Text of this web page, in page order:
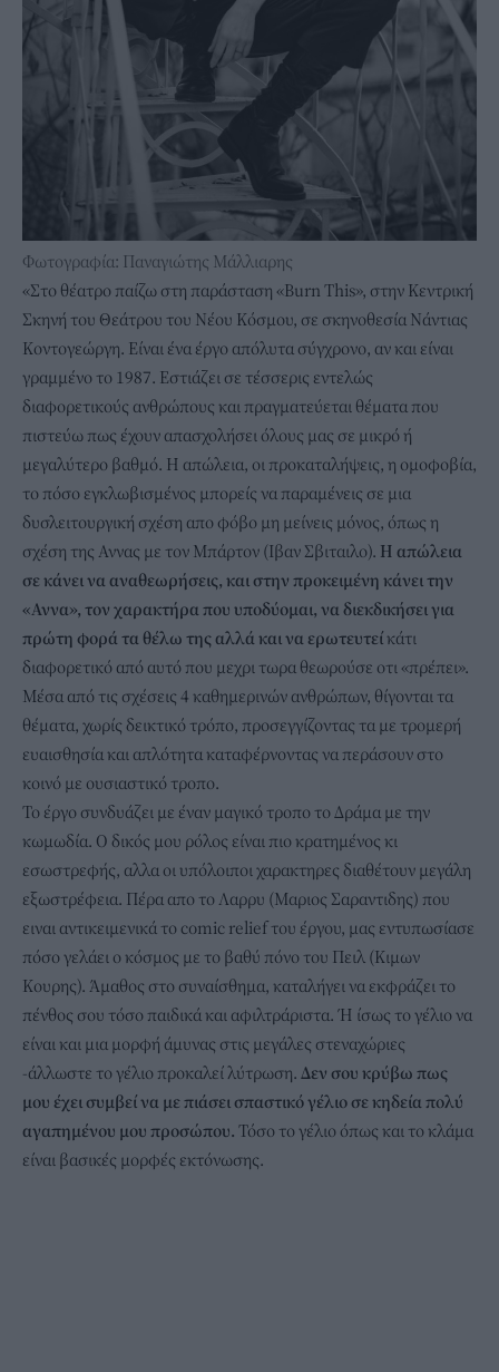
Φωτογραφία: Παναγιώτης Μάλλιαρης
«Στο θέατρο παίζω στη παράσταση «Burn This», στην Κεντρική
Σκηνή του Θεάτρου του Νέου Κόσμου, σε σκηνοθεσία Νάντιας
Κοντογεώργη. Είναι ένα έργο απόλυτα σύγχρονο, αν και είναι
γραμμένο το 1987. Εστιάζει σε τέσσερις εντελώς
διαφορετικούς ανθρώπους και πραγματεύεται θέματα που
πιστεύω πως έχουν απασχολήσει όλους μας σε μικρό ή
μεγαλύτερο βαθμό. Η απώλεια, οι προκαταλήψεις, η ομοφοβία,
το πόσο εγκλωβισμένος μπορείς να παραμένεις σε μια
δυσλειτουργική σχέση απο φόβο μη μείνεις μόνος, όπως η
σχέση της Αννας με τον Μπάρτον (Ιβαν Σβιταιλο). Η απώλεια
σε κάνει να αναθεωρήσεις, και στην προκειμένη κάνει την
«Αννα», τον χαρακτήρα που υποδύομαι, να διεκδικήσει για
πρώτη φορά τα θέλω της αλλά και να ερωτευτεί κάτι
διαφορετικό από αυτό που μεχρι τωρα θεωρούσε οτι «πρέπει».
Μέσα από τις σχέσεις 4 καθημερινών ανθρώπων, θίγονται τα
θέματα, χωρίς δεικτικό τρόπο, προσεγγίζοντας τα με τρομερή
ευαισθησία και απλότητα καταφέρνοντας να περάσουν στο
κοινό με ουσιαστικό τροπο.
Το έργο συνδυάζει με έναν μαγικό τροπο το Δράμα με την
κωμωδία. Ο δικός μου ρόλος είναι πιο κρατημένος κι
εσωστρεφής, αλλα οι υπόλοιποι χαρακτηρες διαθέτουν μεγάλη
εξωστρέφεια. Πέρα απο το Λαρρυ (Μαριος Σαραντιδης) που
ειναι αντικειμενικά το comic relief του έργου, μας εντυπωσίασε
πόσο γελάει ο κόσμος με το βαθύ πόνο του Πειλ (Κιμων
Κουρης). Άμαθος στο συναίσθημα, καταλήγει να εκφράζει το
πένθος σου τόσο παιδικά και αφιλτράριστα. Ή ίσως το γέλιο να
είναι και μια μορφή άμυνας στις μεγάλες στεναχώριες
-άλλωστε το γέλιο προκαλεί λύτρωση. Δεν σου κρύβω πως
μου έχει συμβεί να με πιάσει σπαστικό γέλιο σε κηδεία πολύ
αγαπημένου μου προσώπου. Τόσο το γέλιο όπως και το κλάμα
είναι βασικές μορφές εκτόνωσης.